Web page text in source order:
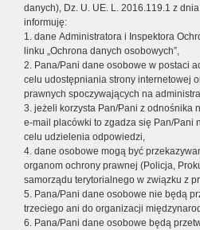
danych), Dz. U. UE. L. 2016.119.1 z
informuję:
1. dane Administratora i Inspektora
linku „Ochrona danych osobowych”,
2. Pana/Pani dane osobowe w postaci
celu udostępniania strony internetowej
prawnych spoczywających na
3. jeżeli korzysta Pan/Pani z odnośnika
e-mail placówki to zgadza się Pan/Pani
celu udzielenia odpowiedzi,
4. dane osobowe mogą być
organom ochrony prawnej (Policja,
samorządu terytorialnego w związku z
5. Pana/Pani dane osobowe nie będą
trzeciego ani do organizacji
6. Pana/Pani dane osobowe będą